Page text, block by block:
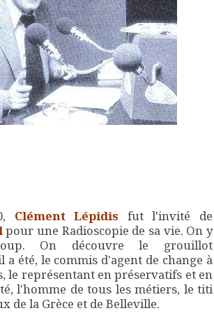
Clément Lépidis fut l'invité de
pour une Radioscopie de sa vie. On y
On découvre le grouillot
été, le commis d'agent de change à
le représentant en préservatifs et en
l'homme de tous les métiers, le titi
de la Grèce et de Belleville.